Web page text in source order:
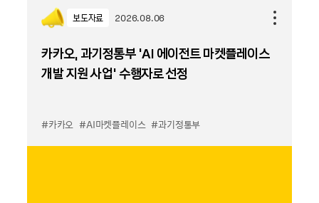
보도자료 2026.08.06
카카오, 과기정통부 ‘AI 에이전트 마켓플레이스
개발 지원 사업’ 수행자로 선정
#카카오 #AI마켓플레이스 #과기정통부